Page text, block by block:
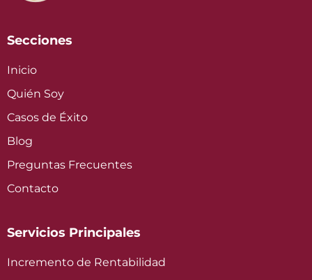
Secciones
Inicio
Quién Soy
Casos de Éxito
Blog
Preguntas Frecuentes
Contacto
Servicios Principales
Incremento de Rentabilidad